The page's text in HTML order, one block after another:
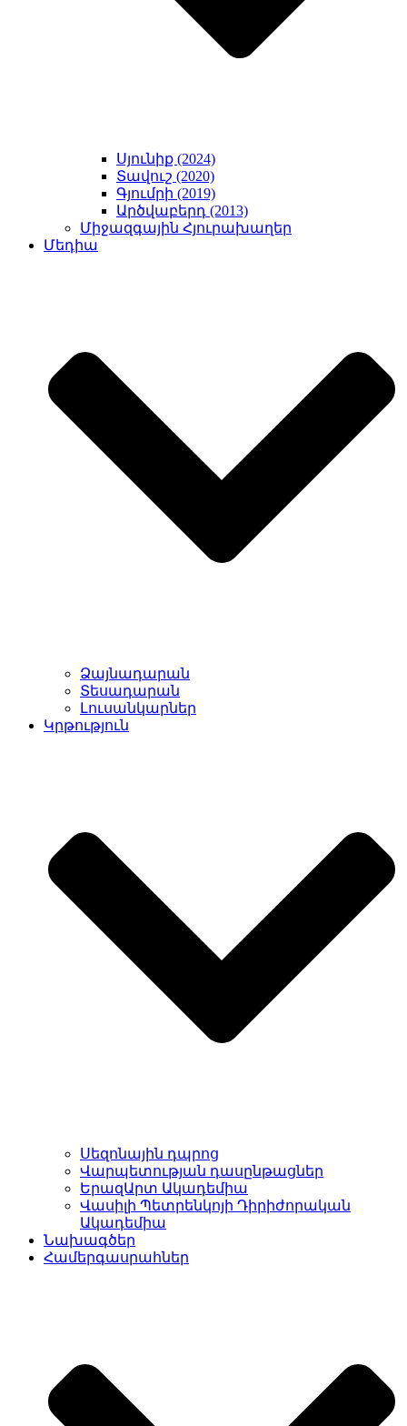
Սյունիք (2024)
Տավուշ (2020)
Գյումրի (2019)
Արծվաբերդ (2013)
Միջազգային Հյուրախաղեր
Մեդիա
Ձայնադարան
Տեսադարան
Լուսանկարներ
Կրթություն
Սեզոնային դպրոց
Վարպետության դասընթացներ
ԵրազԱրտ Ակադեմիա
Վասիլի Պետրենկոյի Դիրիժորական
Ակադեմիա
Նախագծեր
Համերգասրահներ